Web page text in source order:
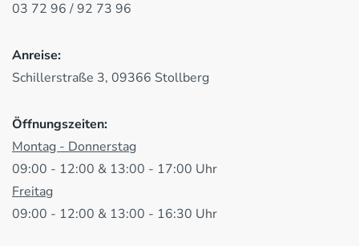
03 72 96 / 92 73 96
Anreise:
Schillerstraße 3, 09366 Stollberg
Öffnungszeiten:
Montag - Donnerstag
09:00 - 12:00 & 13:00 - 17:00 Uhr
Freitag
09:00 - 12:00 & 13:00 - 16:30 Uhr